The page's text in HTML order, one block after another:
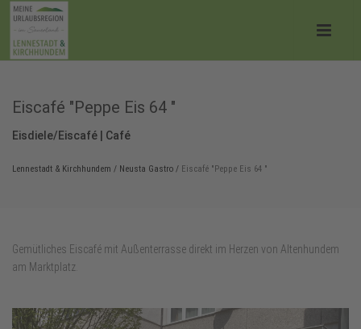
Eiscafé "Peppe Eis 64 "
Eisdiele/Eiscafé | Café
Lennestadt & Kirchhundem / Neusta Gastro / Eiscafé "Peppe Eis 64 "
Gemütliches Eiscafé mit Außenterrasse direkt im Herzen von Altenhundem
am Marktplatz.